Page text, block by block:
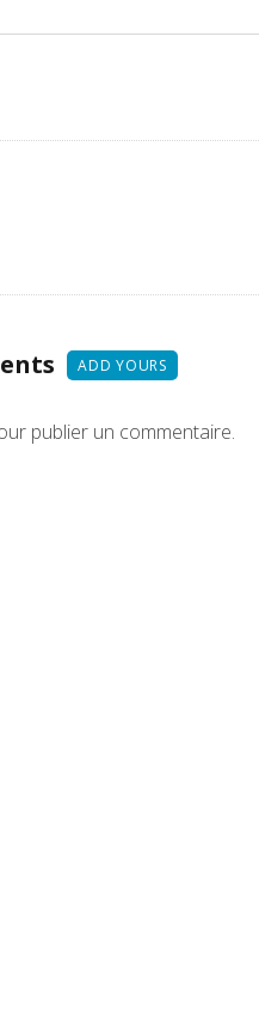
ADD YOURS
publier un commentaire.